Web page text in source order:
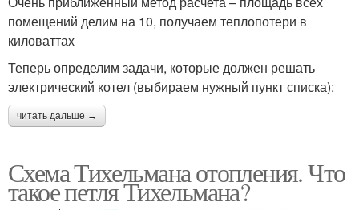
помещений делим на 10, получаем теплопотери в
киловаттах
Теперь определим задачи, которые должен решать
электрический котел (выбираем нужный пункт списка):
читать дальше →
Схема Тихельмана отопления. Что
такое петля Тихельмана?